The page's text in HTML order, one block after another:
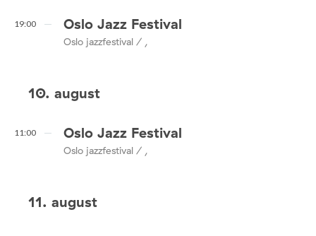
19:00 Oslo Jazz Festival
Oslo jazzfestival / ,
10. august
11:00 Oslo Jazz Festival
Oslo jazzfestival / ,
11. august